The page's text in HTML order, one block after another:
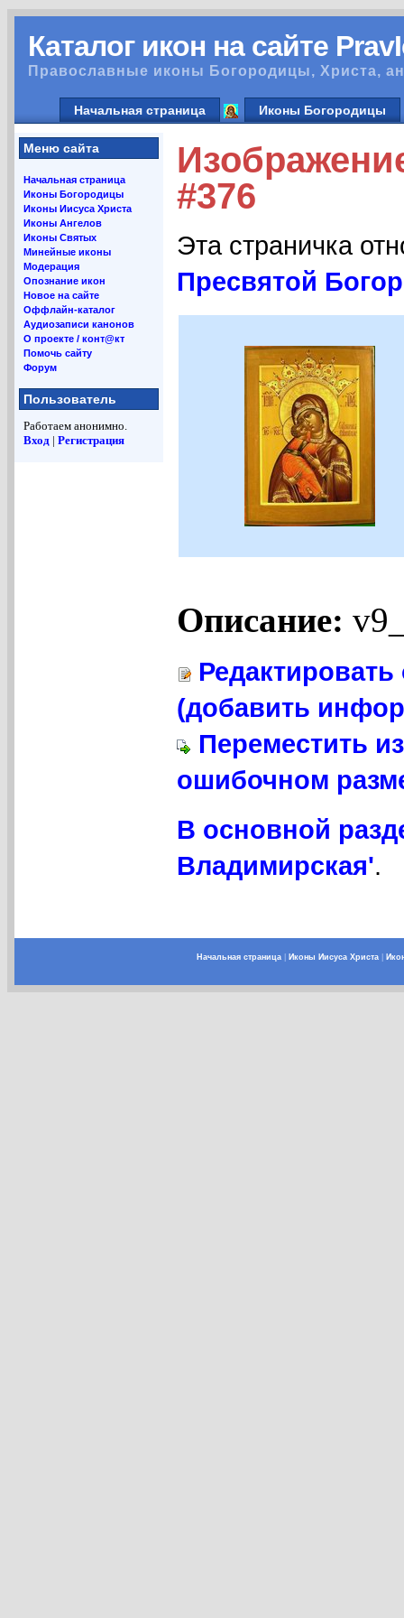
Каталог икон на сайте
Православные иконы Богородицы, Христа,
Начальная страница Иконы Богородицы
Меню сайта
Начальная страница
Иконы Богородицы
Иконы Иисуса Христа
Иконы Ангелов
Иконы Святых
Минейные иконы
Модерация
Опознание икон
Новое на сайте
Оффлайн-каталог
Аудиозаписи канонов
О проекте / конт@кт
Помочь сайту
Форум
Пользователь
Работаем анонимно.
Вход | Регистрация
#376
Эта страничка
Пресвятой
Описание:
(добавить
Переместить
ошибочном
В основной
Владимирская'.
Начальная страница| Иконы Иисуса Христа|